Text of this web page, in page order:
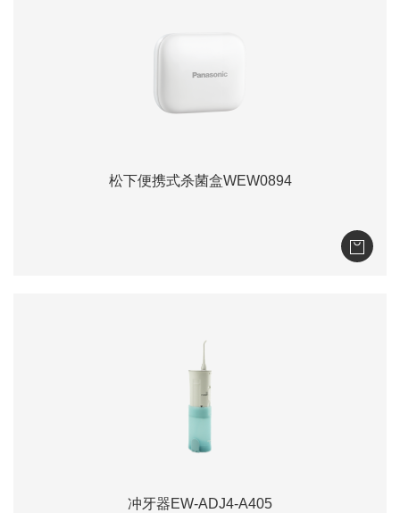
松下便携式杀菌盒WEW0894
冲牙器EW-ADJ4-A405